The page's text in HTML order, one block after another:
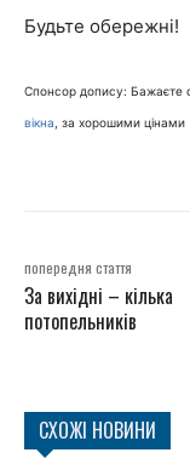
Будьте обережні!
Спонсор допису: Бажаєте
вікна, за хорошими цінами
попередня стаття
За вихідні – кілька
потопельників
СХОЖІ НОВИНИ